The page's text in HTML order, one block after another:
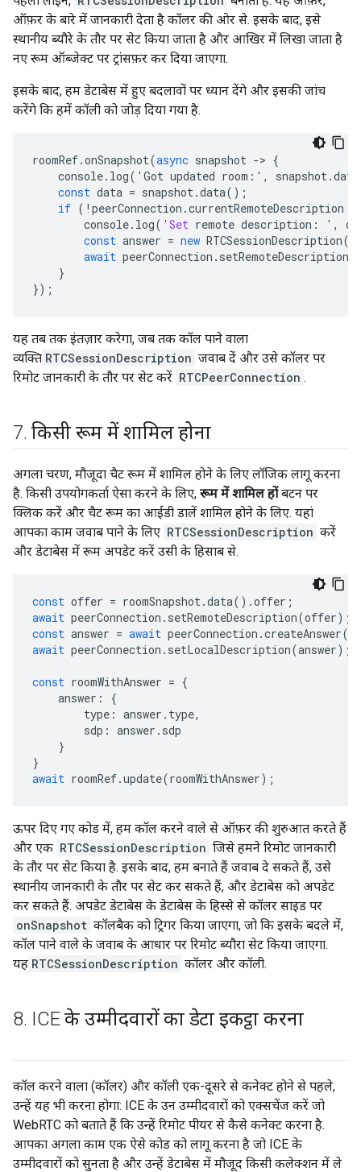
ऑफ़र के बारे में जानकारी देता है कॉलर की ओर से. इसके बाद, इसे
स्थानीय ब्यौरे के तौर पर सेट किया जाता है और आखिर में लिखा जाता है
नए रूम ऑब्जेक्ट पर ट्रांसफ़र कर दिया जाएगा.
इसके बाद, हम डेटाबेस में हुए बदलावों पर ध्यान देंगे और इसकी जांच
करेंगे कि हमें कॉली को जोड़ दिया गया है.
roomRef.onSnapshot(async snapshot -> {
console. log( ' Got updated room : ' , snapshot.data
const data = snapshot.data();
if ( ! peerConnection .currentRemoteDescription
console. log( ' Set remote description : ' ,
const answer = new RTCSessionDescription(
await peerConnection . setRemoteDescription
}
});
यह तब तक इंतज़ार करेगा, जब तक कॉल पाने वाला
व्यक्ति RTCSessionDescription जवाब दें और उसे कॉलर पर
रिमोट जानकारी के तौर पर सेट करें RTCPeerConnection .
7. किसी रूम में शामिल होना
अगला चरण, मौजूदा चैट रूम में शामिल होने के लिए लॉजिक लागू करना
है. किसी उपयोगकर्ता ऐसा करने के लिए, रूम में शामिल होंबटन पर
क्लिक करें और चैट रूम का आईडी डालें शामिल होने के लिए. यहां
आपका काम जवाब पाने के लिए RTCSessionDescription करें
और डेटाबेस में रूम अपडेट करें उसी के हिसाब से.
const offer = roomSnapshot.data().offer ;
await peerConnection . setRemoteDescription(offer);
const answer = await peerConnection .createAnswer
await peerConnection . setLocalDescription(answer);
const roomWithAnswer = {
answer :
{
type : answer . type,
sdp : answer . sdp
}
}
await roomRef.update(roomWithAnswer);
ऊपर दिए गए कोड में, हम कॉल करने वाले से ऑफ़र की शुरुआत करते हैं
और एक RTCSessionDescription जिसे हमने रिमोट जानकारी
के तौर पर सेट किया है. इसके बाद, हम बनाते हैं जवाब दे सकते हैं, उसे
स्थानीय जानकारी के तौर पर सेट कर सकते हैं, और डेटाबेस को अपडेट
कर सकते हैं. अपडेट डेटाबेस के डेटाबेस के हिस्से से कॉलर साइड पर
onSnapshot कॉलबैक को ट्रिगर किया जाएगा, जो कि इसके बदले में,
कॉल पाने वाले के जवाब के आधार पर रिमोट ब्यौरा सेट किया जाएगा.
यह RTCSessionDescription कॉलर और कॉली.
8. ICE के उम्मीदवारों का डेटा इकट्ठा करना
कॉल करने वाला (कॉलर) और कॉली एक-दूसरे से कनेक्ट होने से पहले,
उन्हें यह भी करना होगा: ICE के उन उम्मीदवारों को एक्सचेंज करें जो
WebRTC को बताते हैं कि उन्हें रिमोट पीयर से कैसे कनेक्ट करना है.
आपका अगला काम एक ऐसे कोड को लागू करना है जो ICE के
उम्मीदवारों को सुनता है और उन्हें डेटाबेस में मौजूद किसी कलेक्शन में ले